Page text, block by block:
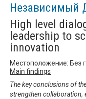
Независимый
High level
leadership to
innovation
Местоположение: Без
Main findings
The key conclusions of
strengthen collaboration,